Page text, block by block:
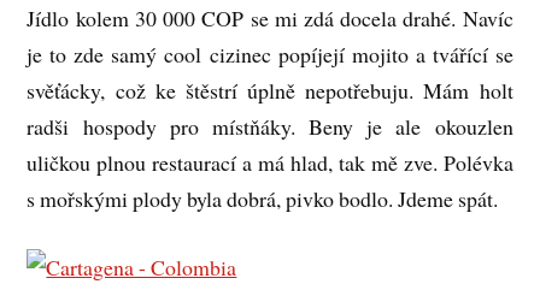
Jídlo kolem 30 000 COP se mi zdá docela drahé. Navíc
je to zde samý cool cizinec popíjejí mojito a tvářící se
svěťácky, což ke štěstrí úplně nepotřebuju. Mám holt
radši hospody pro místňáky. Beny je ale okouzlen
uličkou plnou restaurací a má hlad, tak mě zve. Polévka
s mořskými plody byla dobrá, pivko bodlo. Jdeme spát.